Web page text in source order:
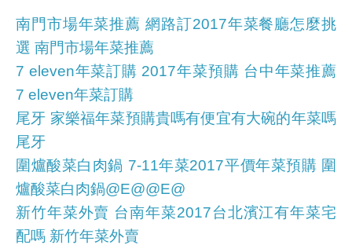
南門市場年菜推薦 網路訂2017年菜餐廳怎麼挑
選 南門市場年菜推薦
7 eleven年菜訂購 2017年菜預購 台中年菜推薦
7 eleven年菜訂購
尾牙 家樂福年菜預購貴嗎有便宜有大碗的年菜嗎
尾牙
圍爐酸菜白肉鍋 7-11年菜2017平價年菜預購 圍
爐酸菜白肉鍋@E@@E@
新竹年菜外賣 台南年菜2017台北濱江有年菜宅
配嗎 新竹年菜外賣